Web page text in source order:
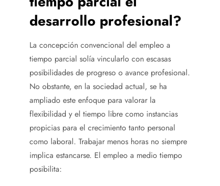
desarrollo profesional?
La concepción convencional del empleo a
tiempo parcial solía vincularlo con escasas
posibilidades de progreso o avance profesional.
No obstante, en la sociedad actual, se ha
ampliado este enfoque para valorar la
flexibilidad y el tiempo libre como instancias
propicias para el crecimiento tanto personal
como laboral. Trabajar menos horas no siempre
implica estancarse. El empleo a medio tiempo
posibilita: